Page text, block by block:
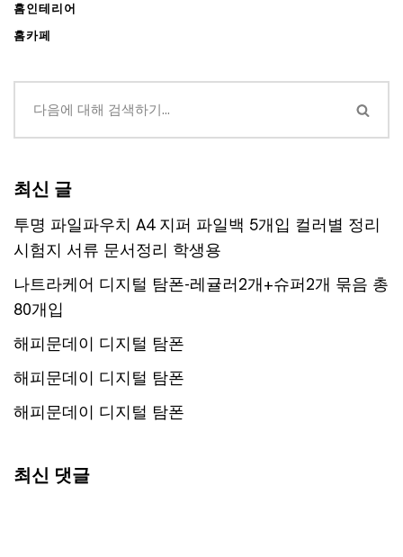
홈인테리어
홈카페
최신 글
투명 파일파우치 A4 지퍼 파일백 5개입 컬러별 정리
시험지 서류 문서정리 학생용
나트라케어 디지털 탐폰-레귤러2개+슈퍼2개 묶음 총
80개입
해피문데이 디지털 탐폰
해피문데이 디지털 탐폰
해피문데이 디지털 탐폰
최신 댓글